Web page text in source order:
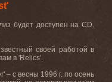
будет доступен на CD,
своей работой в
в 'Relics'.
– с весны 1996 г. по осень